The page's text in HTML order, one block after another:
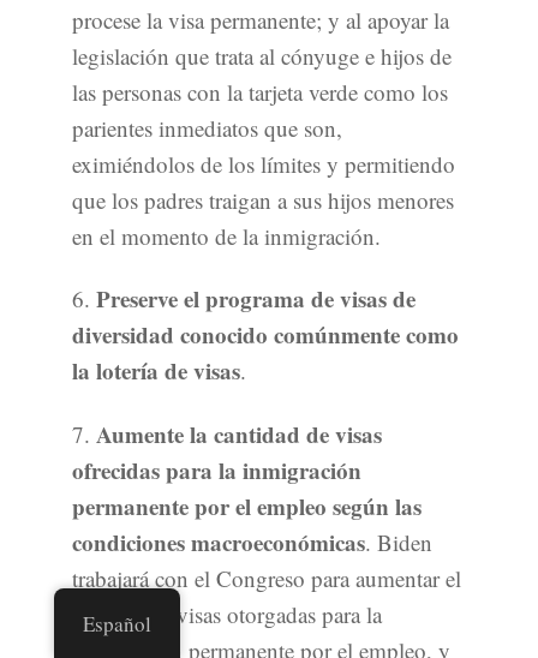
procese la visa permanente; y al apoyar la
legislación que trata al cónyuge e hijos de
las personas con la tarjeta verde como los
parientes inmediatos que son,
eximiéndolos de los límites y permitiendo
que los padres traigan a sus hijos menores
en el momento de la inmigración.
6. Preserve el programa de visas de
diversidad conocido comúnmente como
la lotería de visas.
7. Aumente la cantidad de visas
ofrecidas para la inmigración
permanente por el empleo según las
condiciones macroeconómicas. Biden
trabajará con el Congreso para aumentar el
número de visas otorgadas para la
inmigración permanente por el empleo, y
Español